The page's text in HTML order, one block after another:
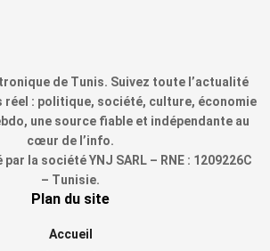
de Tunis. Suivez toute l’actualité
réel : politique, société, culture, économie
une source fiable et indépendante au
cœur de l’info.
la société YNJ SARL – RNE : 1209226C
– Tunisie.
Plan du site
Accueil